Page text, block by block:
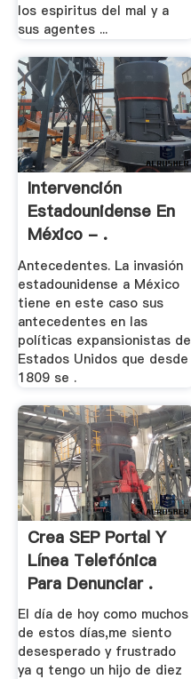
los espiritus del mal y a
sus agentes ...
Intervención
Estadounidense En
México - .
Antecedentes. La invasión
estadounidense a México
tiene en este caso sus
antecedentes en las
políticas expansionistas de
Estados Unidos que desde
1809 se .
Crea SEP Portal Y
Línea Telefónica
Para Denunciar .
El día de hoy como muchos
de estos días,me siento
desesperado y frustrado
ya q tengo un hijo de diez